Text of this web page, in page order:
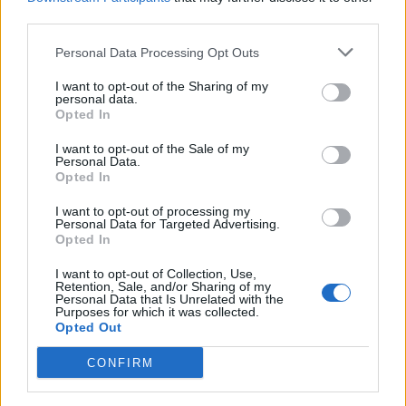
Personal Data Processing Opt Outs
I want to opt-out of the Sharing of my
personal data.
Opted In
I want to opt-out of the Sale of my
Personal Data.
Opted In
I want to opt-out of processing my
Personal Data for Targeted Advertising.
Opted In
I want to opt-out of Collection, Use,
Retention, Sale, and/or Sharing of my
Personal Data that Is Unrelated with the
Purposes for which it was collected.
Opted Out
CONFIRM
Comentari:
aquest navegador per a la propera vegada que comenti.
shown